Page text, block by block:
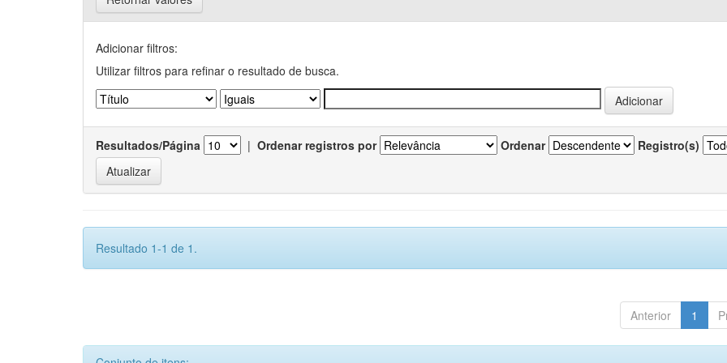
Adicionar filtros:
Utilizar filtros para refinar o resultado de busca.
Resultados/Página | Ordenar registros por Ordenar Registro(s)
Resultado 1-1 de 1.
Anterior 1